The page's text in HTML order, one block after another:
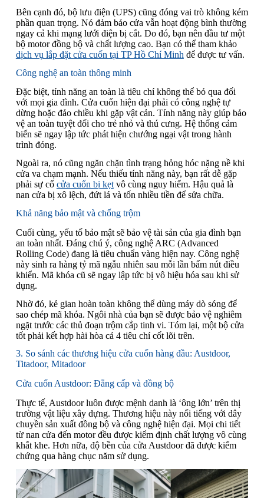
Bên cạnh đó, bộ lưu điện (UPS) cũng đóng vai trò không kém
phần quan trọng. Nó đảm bảo cửa vẫn hoạt động bình thường
ngay cả khi mạng lưới điện bị cắt. Do đó, bạn nên đầu tư một
bộ motor đồng bộ và chất lượng cao. Bạn có thể tham khảo
dịch vụ lắp đặt cửa cuốn tại TP Hồ Chí Minh để được tư vấn.
Công nghệ an toàn thông minh
Đặc biệt, tính năng an toàn là tiêu chí không thể bỏ qua đối
với mọi gia đình. Cửa cuốn hiện đại phải có công nghệ tự
dừng hoặc đảo chiều khi gặp vật cản. Tính năng này giúp bảo
vệ an toàn tuyệt đối cho trẻ nhỏ và thú cưng. Hệ thống cảm
biến sẽ ngay lập tức phát hiện chướng ngại vật trong hành
trình đóng.
Ngoài ra, nó cũng ngăn chặn tình trạng hỏng hóc nặng nề khi
cửa va chạm mạnh. Nếu thiếu tính năng này, bạn rất dễ gặp
phải sự cố cửa cuốn bị kẹtvô cùng nguy hiểm. Hậu quả là
nan cửa bị xô lệch, đứt lá và tốn nhiều tiền để sửa chữa.
Khả năng bảo mật và chống trộm
Cuối cùng, yếu tố bảo mật sẽ bảo vệ tài sản của gia đình bạn
an toàn nhất. Đáng chú ý, công nghệ ARC (Advanced
Rolling Code) đang là tiêu chuẩn vàng hiện nay. Công nghệ
này sinh ra hàng tỷ mã ngẫu nhiên sau mỗi lần bấm nút điều
khiển. Mã khóa cũ sẽ ngay lập tức bị vô hiệu hóa sau khi sử
dụng.
Nhờ đó, kẻ gian hoàn toàn không thể dùng máy dò sóng để
sao chép mã khóa. Ngôi nhà của bạn sẽ được bảo vệ nghiêm
ngặt trước các thủ đoạn trộm cắp tinh vi. Tóm lại, một bộ cửa
tốt phải kết hợp hài hòa cả 4 tiêu chí cốt lõi trên.
3. So sánh các thương hiệu cửa cuốn hàng đầu: Austdoor,
Titadoor, Mitadoor
Cửa cuốn Austdoor: Đẳng cấp và đồng bộ
Thực tế, Austdoor luôn được mệnh danh là ‘ông lớn’ trên thị
trường vật liệu xây dựng. Thương hiệu này nổi tiếng với dây
chuyền sản xuất đồng bộ và công nghệ hiện đại. Mọi chi tiết
từ nan cửa đến motor đều được kiểm định chất lượng vô cùng
khắt khe. Hơn nữa, độ bền của cửa Austdoor đã được kiểm
chứng qua hàng chục năm sử dụng.